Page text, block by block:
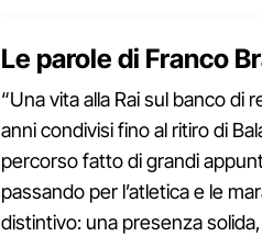
Le parole di Franco
“Una vita alla Rai sul banco di
anni condivisi fino al ritiro di
percorso fatto di grandi
passando per l’atletica e le
distintivo: una presenza